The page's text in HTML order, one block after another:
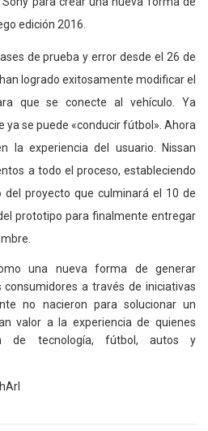
edición 2016.
de prueba y error desde el 26 de
logrado exitosamente modificar el
que se conecte al vehículo. Ya
ya se puede «conducir fútbol». Ahora
la experiencia del usuario. Nissan
a todo el proceso, estableciendo
proyecto que culminará el 10 de
prototipo para finalmente entregar
una nueva forma de generar
a través de iniciativas
no nacieron para solucionar un
valor a la experiencia de quienes
de tecnología, fútbol, autos y